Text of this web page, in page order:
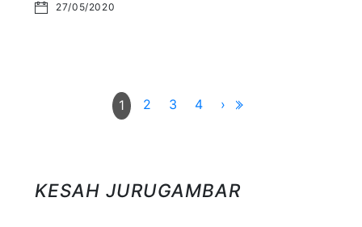
27/05/2020
1 2 3 4 ›
KESAH JURUGAMBAR